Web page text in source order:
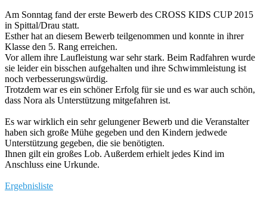
Am Sonntag fand der erste Bewerb des CROSS KIDS CUP 2015
in Spittal/Drau statt.
Esther hat an diesem Bewerb teilgenommen und konnte in ihrer
Klasse den 5. Rang erreichen.
Vor allem ihre Laufleistung war sehr stark. Beim Radfahren wurde
sie leider ein bisschen aufgehalten und ihre Schwimmleistung ist
noch verbesserungswürdig.
Trotzdem war es ein schöner Erfolg für sie und es war auch schön,
dass Nora als Unterstützung mitgefahren ist.
Es war wirklich ein sehr gelungener Bewerb und die Veranstalter
haben sich große Mühe gegeben und den Kindern jedwede
Unterstützung gegeben, die sie benötigten.
Ihnen gilt ein großes Lob. Außerdem erhielt jedes Kind im
Anschluss eine Urkunde.
Ergebnisliste